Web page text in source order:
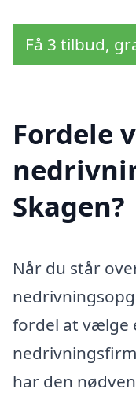
Få 3 tilbud,
Fordele
Skagen?
Når du står
fordel at vælge
har den